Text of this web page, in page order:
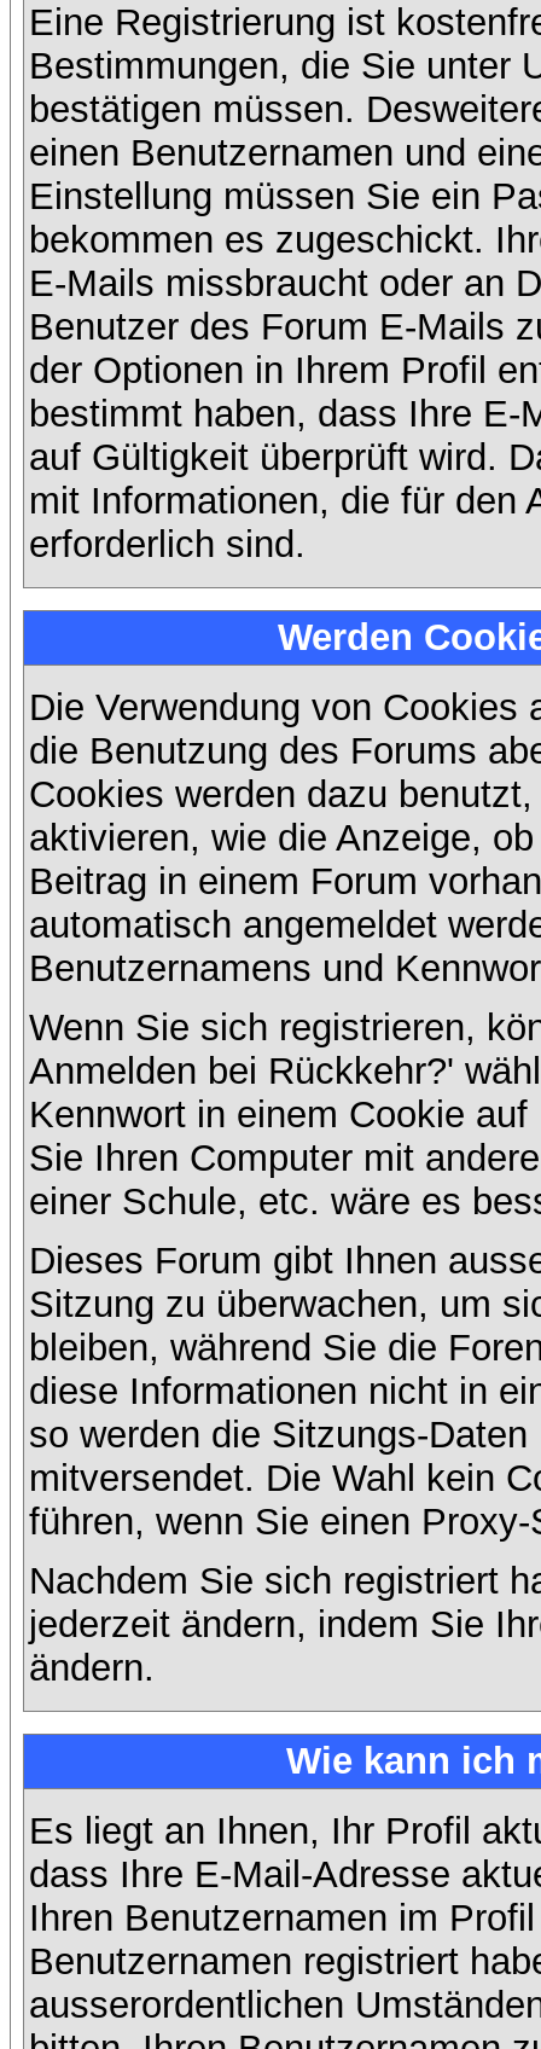
Eine Registrierung ist
Bestimmungen, die Sie unter
bestätigen müssen.
einen Benutzernamen und
Einstellung müssen Sie ein
bekommen es zugeschickt.
E-Mails missbraucht oder an
Benutzer des Forum E-Mails
der Optionen in Ihrem Profil
bestimmt haben, dass Ihre E-
auf Gültigkeit überprüft wird.
mit Informationen, die für den
erforderlich sind.
Werden
Die Verwendung von
die Benutzung des Forums
Cookies werden dazu
aktivieren, wie die Anzeige,
Beitrag in einem Forum
automatisch angemeldet
Benutzernamens und
Wenn Sie sich registrieren,
Anmelden bei Rückkehr?'
Kennwort in einem Cookie
Sie Ihren Computer mit
einer Schule, etc. wäre es
Dieses Forum gibt Ihnen
Sitzung zu überwachen, um
bleiben, während Sie die
diese Informationen nicht in
so werden die Sitzungs-
mitversendet. Die Wahl kein
führen, wenn Sie einen
Nachdem Sie sich registriert
jederzeit ändern, indem Sie
ändern.
Wie kann ich
Es liegt an Ihnen, Ihr Profil
dass Ihre E-Mail-Adresse
Ihren Benutzernamen im
Benutzernamen registriert
ausserordentlichen